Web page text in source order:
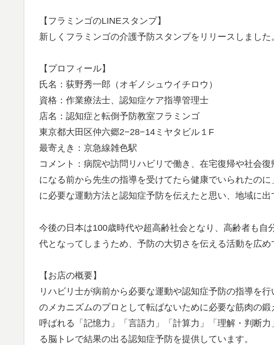
【フラミンゴのLINEスタンプ】
新しくフラミンゴの介護予防スタンプをリリースしました
【プロフィール】
氏名：荻野秀一郎（オギノシュウイチロウ）
資格：作業療法士、認知症ケア指導管理士
店名：認知症と転倒予防教室フラミンゴ
東京都大田区仲六郷2−28−14ミヤタビル１F
最寄えき：京急線雑色駅
コメント：病院や訪問リハビリで働き、在宅復帰や社会
になる前から先生の指導を受けてたら健康でいられたの
に必要な運動方法と認知症予防を伝えたと思い、地域に出
今後の日本は100歳時代や超高齢社会となり、高齢者も自
代となってしまうため、予防の大切さを伝える活動を広め
【お店の概要】
リハビリ士が病前から必要な運動や認知症予防の指導を
のメカニズムのプロとして転ばないために必要な筋肉の
呼ばれる「記憶力」「言語力」「計算力」「理解・判断
る脳トレで結果の出る認知症予防を提供しています。